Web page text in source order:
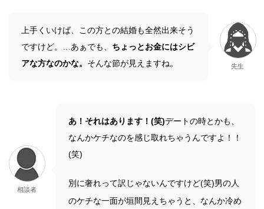
上手くいけば、この方との結婚も全然出来そう
ですけど。…あぁでも、 ちょっとお金にはシビ
アな方なのかな。 そんな節が見えますね。 先生
相談者
あ！それはあります！(笑)デートの時とかも、
なんかケチなのを感じ取れちゃうんですよ！！
(笑)
別に奢れって訳じゃないんですけど(笑)男の人
のケチな一面が垣間見えちゃうと、なんか冷め